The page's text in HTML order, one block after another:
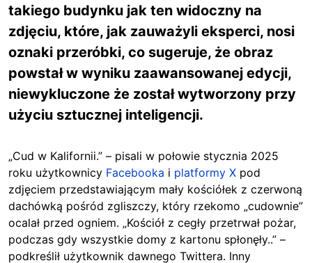
takiego budynku jak ten widoczny na
zdjęciu, które, jak zauważyli eksperci, nosi
oznaki przeróbki, co sugeruje, że obraz
powstał w wyniku zaawansowanej edycji,
niewykluczone że został wytworzony przy
użyciu sztucznej inteligencji.
„Cud w Kalifornii.” – pisali w połowie stycznia 2025
roku użytkownicy Facebooka i platformy X pod
zdjęciem przedstawiającym mały kościółek z czerwoną
dachówką pośród zgliszczy, który rzekomo „cudownie”
ocalał przed ogniem. „Kościół z cegły przetrwał pożar,
podczas gdy wszystkie domy z kartonu spłonęły..” –
podkreślił użytkownik dawnego Twittera. Inny